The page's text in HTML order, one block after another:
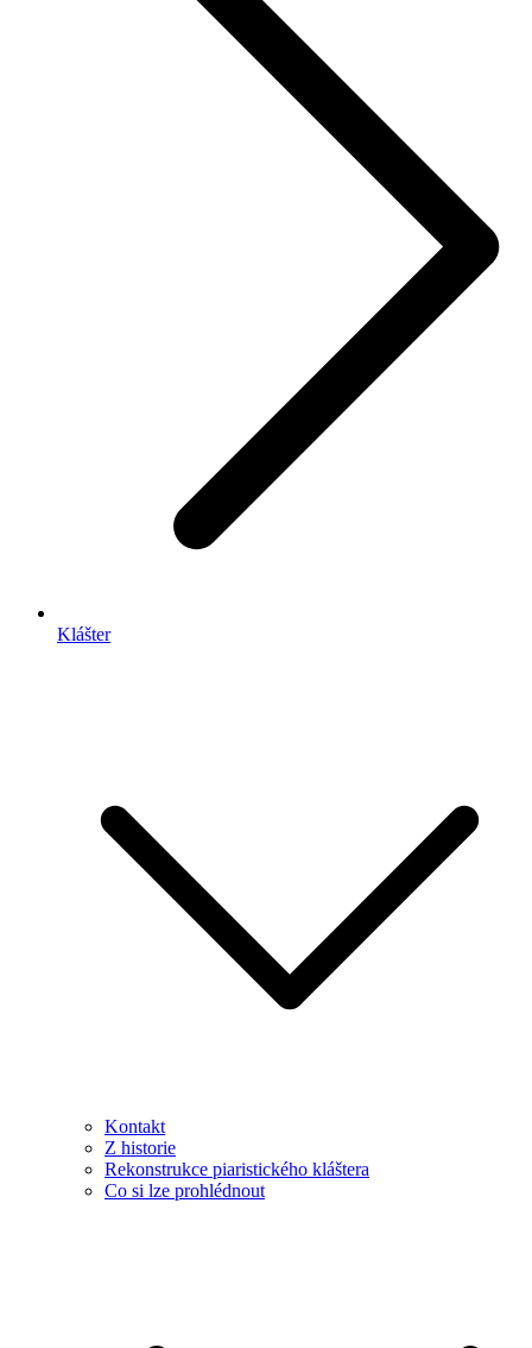
Klášter
Kontakt
Z historie
Rekonstrukce piaristického kláštera
Co si lze prohlédnout